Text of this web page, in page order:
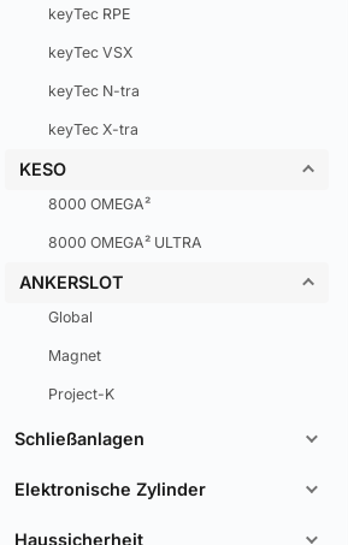
keyTec RPE
keyTec VSX
keyTec N-tra
keyTec X-tra
KESO
8000 OMEGA²
8000 OMEGA² ULTRA
ANKERSLOT
Global
Magnet
Project-K
Schließanlagen
Elektronische Zylinder
Haussicherheit